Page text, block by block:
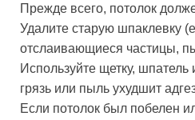
Прежде всего, потолок
Удалите старую шпаклевку
отслаивающиеся частицы,
Используйте щетку,
грязь или пыль ухудшит
Если потолок был побелен